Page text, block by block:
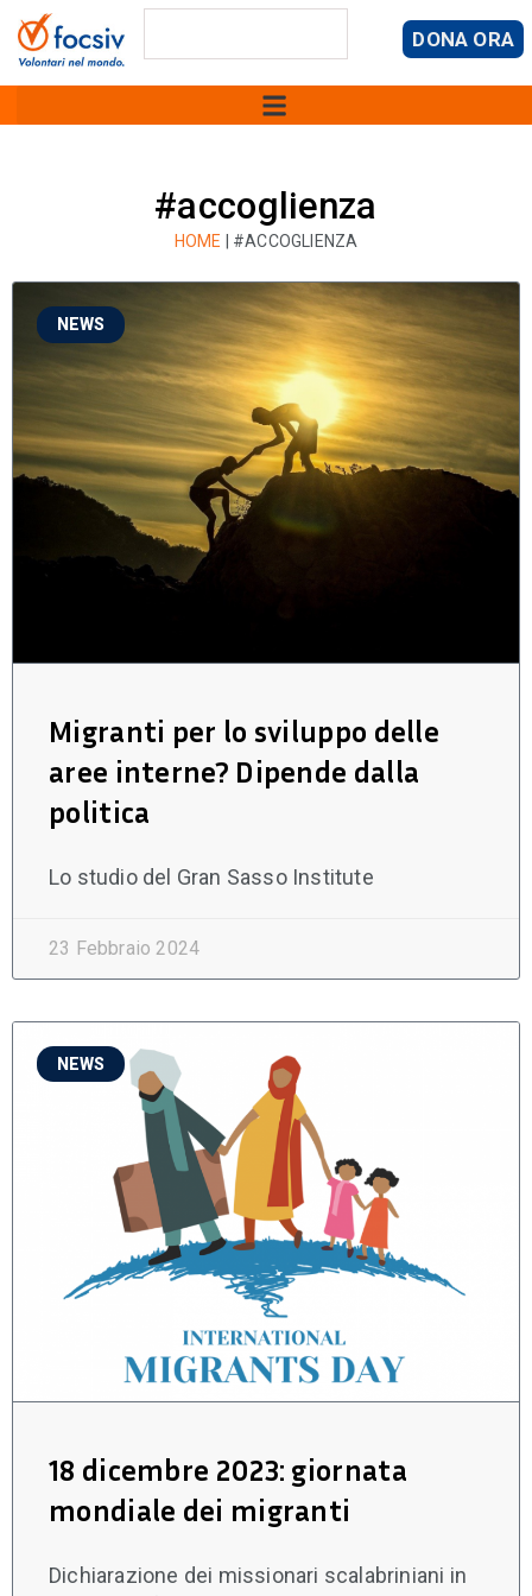
DONA ORA
#accoglienza
HOME #ACCOGLIENZA
NEWS
Migranti per lo sviluppo delle
aree interne? Dipende dalla
politica
Lo studio del Gran Sasso Institute
23 Febbraio 2024
NEWS
18 dicembre 2023: giornata
mondiale dei migranti
Dichiarazione dei missionari scalabriniani in